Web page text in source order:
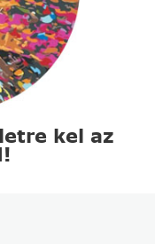
kel az